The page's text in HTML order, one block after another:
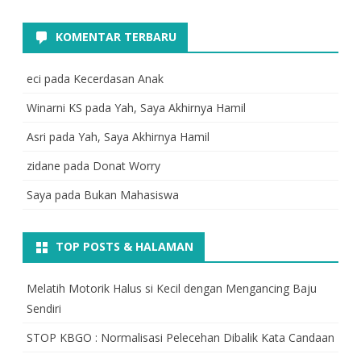
KOMENTAR TERBARU
eci pada Kecerdasan Anak
Winarni KS pada Yah, Saya Akhirnya Hamil
Asri pada Yah, Saya Akhirnya Hamil
zidane pada Donat Worry
Saya pada Bukan Mahasiswa
TOP POSTS & HALAMAN
Melatih Motorik Halus si Kecil dengan Mengancing Baju
Sendiri
STOP KBGO : Normalisasi Pelecehan Dibalik Kata Candaan